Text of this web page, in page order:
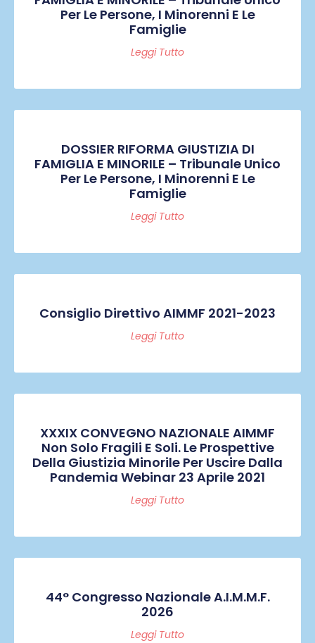
Per Le Persone, I Minorenni E Le
Famiglie
Leggi Tutto
DOSSIER RIFORMA GIUSTIZIA DI
FAMIGLIA E MINORILE – Tribunale Unico
Per Le Persone, I Minorenni E Le
Famiglie
Leggi Tutto
Consiglio Direttivo AIMMF 2021-2023
Leggi Tutto
XXXIX CONVEGNO NAZIONALE AIMMF
Non Solo Fragili E Soli. Le Prospettive
Della Giustizia Minorile Per Uscire Dalla
Pandemia Webinar 23 Aprile 2021
Leggi Tutto
44° Congresso Nazionale A.I.M.M.F.
2026
Leggi Tutto